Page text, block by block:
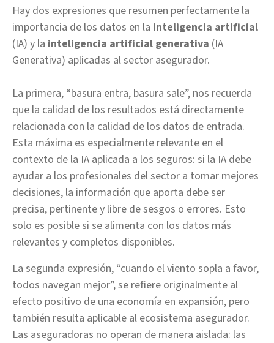
Hay dos expresiones que resumen perfectamente la
importancia de los datos en la inteligencia artificial
(IA) y la inteligencia artificial generativa (IA
Generativa) aplicadas al sector asegurador.
La primera, “basura entra, basura sale”, nos recuerda
que la calidad de los resultados está directamente
relacionada con la calidad de los datos de entrada.
Esta máxima es especialmente relevante en el
contexto de la IA aplicada a los seguros: si la IA debe
ayudar a los profesionales del sector a tomar mejores
decisiones, la información que aporta debe ser
precisa, pertinente y libre de sesgos o errores. Esto
solo es posible si se alimenta con los datos más
relevantes y completos disponibles.
La segunda expresión, “cuando el viento sopla a favor,
todos navegan mejor”, se refiere originalmente al
efecto positivo de una economía en expansión, pero
también resulta aplicable al ecosistema asegurador.
Las aseguradoras no operan de manera aislada: las